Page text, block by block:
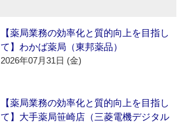
【薬局業務の効率化と質的向上を目指し
て】わかば薬局（東邦薬品）
2026年07月31日 (金)
【薬局業務の効率化と質的向上を目指し
て】大手薬局笹崎店（三菱電機デジタル